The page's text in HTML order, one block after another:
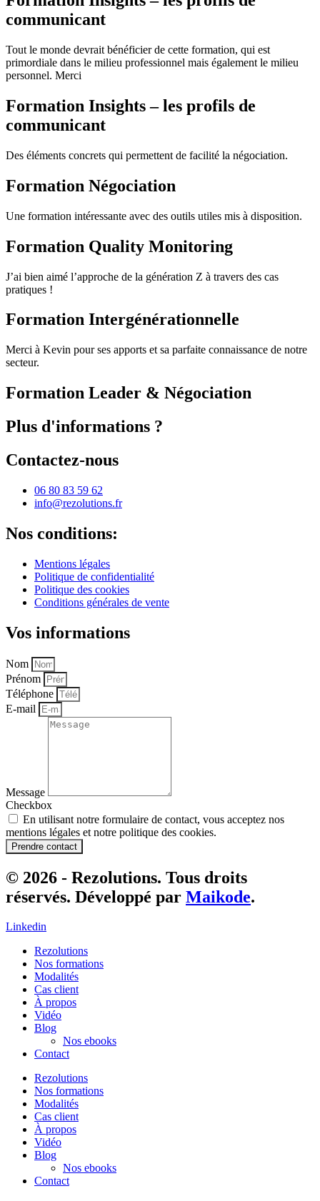
communicant
Tout le monde devrait bénéficier de cette formation, qui est
primordiale dans le milieu professionnel mais également le milieu
personnel. Merci
Formation Insights – les profils de
communicant
Des éléments concrets qui permettent de facilité la négociation.
Formation Négociation
Une formation intéressante avec des outils utiles mis à disposition.
Formation Quality Monitoring
J’ai bien aimé l’approche de la génération Z à travers des cas
pratiques !
Formation Intergénérationnelle
Merci à Kevin pour ses apports et sa parfaite connaissance de notre
secteur.
Formation Leader & Négociation
Plus d'informations ?
Contactez-nous
06 80 83 59 62
info@rezolutions.fr
Nos conditions:
Mentions légales
Politique de confidentialité
Politique des cookies
Conditions générales de vente
Vos informations
Nom
Prénom
Téléphone
E-mail
Message
Checkbox
En utilisant notre formulaire de contact, vous acceptez nos
mentions légales et notre politique des cookies.
Prendre contact
© 2026 - Rezolutions. Tous droits
réservés. Développé par Maikode.
Linkedin
Rezolutions
Nos formations
Modalités
Cas client
À propos
Vidéo
Blog
Nos ebooks
Contact
Rezolutions
Nos formations
Modalités
Cas client
À propos
Vidéo
Blog
Nos ebooks
Contact